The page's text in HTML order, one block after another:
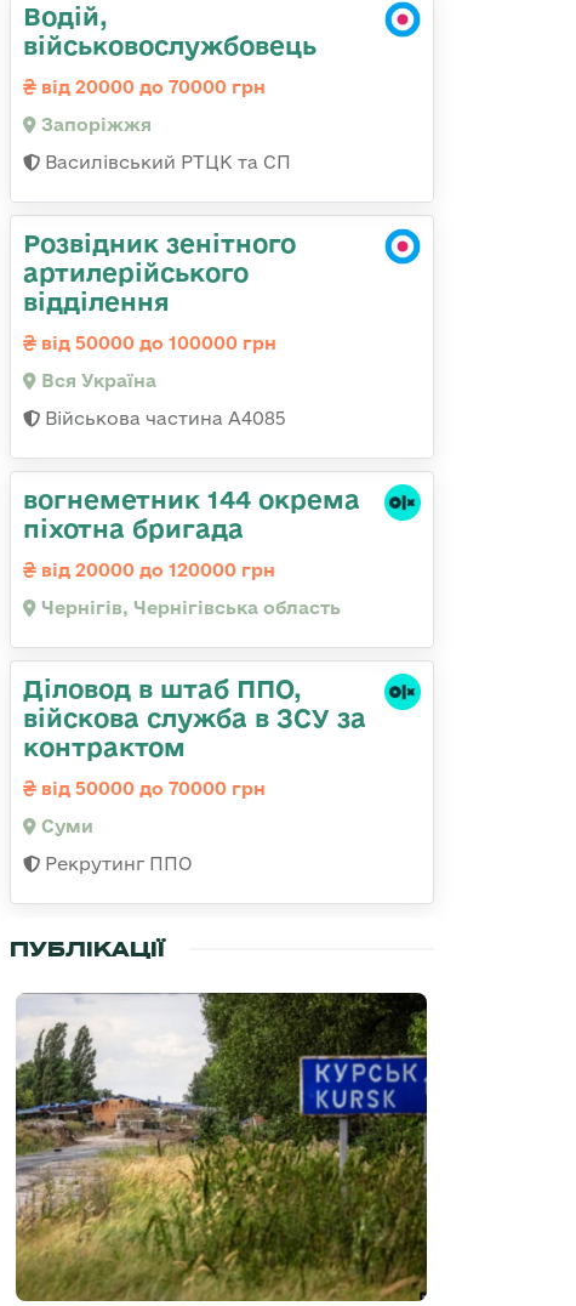
Водій,
військовослужбовець
від 20000 до 70000 грн
Запоріжжя
Василівський РТЦК та СП
Розвідник зенітного
артилерійського
відділення
від 50000 до 100000 грн
Вся Україна
Військова частина А4085
вогнеметник 144 окрема
піхотна бригада
від 20000 до 120000 грн
Чернігів, Чернігівська область
Діловод в штаб ППО,
війскова служба в ЗСУ за
контрактом
від 50000 до 70000 грн
Суми
Рекрутинг ППО
ПУБЛІКАЦІЇ